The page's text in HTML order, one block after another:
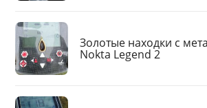
Золотые находки с
Nokta Legend 2